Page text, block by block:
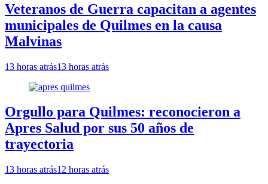
Veteranos de Guerra capacitan a agentes
municipales de Quilmes en la causa
Malvinas
13 horas atrás13 horas atrás
Orgullo para Quilmes: reconocieron a
Apres Salud por sus 50 años de
trayectoria
13 horas atrás12 horas atrás